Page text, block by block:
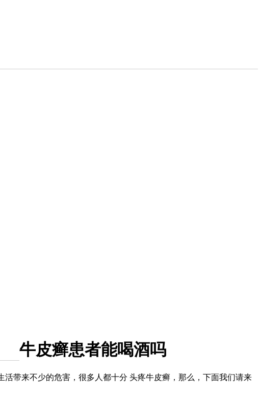
牛皮癣患者能喝酒吗
带来不少的危害，很多人都十分 头疼牛皮癣，那么，下面我们请来